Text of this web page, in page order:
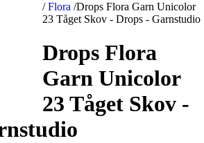
/ Flora /Drops Flora Garn Unicolor
23 Tåget Skov - Drops - Garnstudio
Drops Flora
Garn Unicolor
23 Tåget Skov -